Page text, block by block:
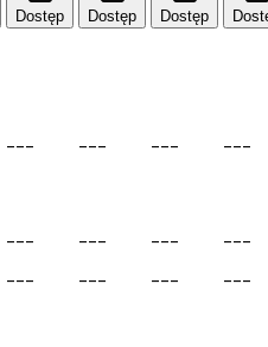
Dostęp Dostęp Dostęp
--- --- --- ---
--- --- --- ---
--- --- --- ---